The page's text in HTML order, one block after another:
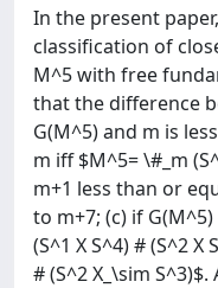
In the present
classification of
M^5 with free
that the difference
G(M^5) and m is
m iff $M^5= \#_m
m+1 less than or
to m+7; (c) if
(S^1 X S^4) # (S^2 X
# (S^2 X_\sim